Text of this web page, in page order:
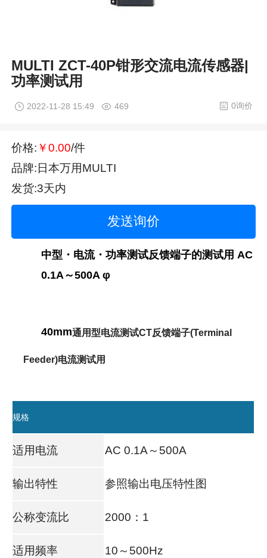
MULTI ZCT-40P钳形交流电流传感器|
功率测试用
2022-11-28 15:49 469 0询价
价格: ￥0.00/件
品牌:日本万用MULTI
发货:3天内
发送询价
中型・电流・功率测试反馈端子的测试用 AC
0.1A～500A φ
40mm通用型电流测试CT反馈端子(Terminal
Feeder)电流测试用
规格
适用电流 AC 0.1A～500A
输出特性 参照输出电压特性图
公称变流比 2000：1
适用频率 10～500Hz